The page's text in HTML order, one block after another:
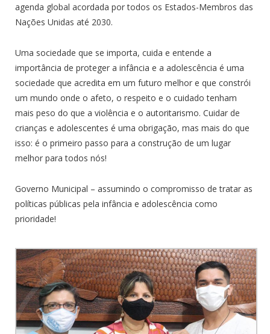
agenda global acordada por todos os Estados-Membros das
Nações Unidas até 2030.
Uma sociedade que se importa, cuida e entende a
importância de proteger a infância e a adolescência é uma
sociedade que acredita em um futuro melhor e que constrói
um mundo onde o afeto, o respeito e o cuidado tenham
mais peso do que a violência e o autoritarismo. Cuidar de
crianças e adolescentes é uma obrigação, mas mais do que
isso: é o primeiro passo para a construção de um lugar
melhor para todos nós!
Governo Municipal – assumindo o compromisso de tratar as
políticas públicas pela infância e adolescência como
prioridade!